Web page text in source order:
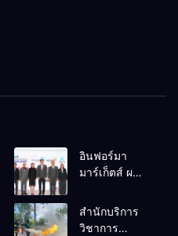
อินฟอร์มา
มาร์เก็ตส์ ผนึก
ธุรกิจท่อง
เที่ยว-บริการ
สำนักบริการ
วิชาการ